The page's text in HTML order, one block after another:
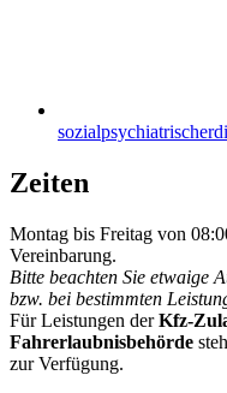
Zeiten
Montag bis Freitag von
Vereinbarung.
Bitte beachten Sie etwaige
bzw. bei bestimmten
Für Leistungen derKfz-
Fahrerlaubnisbehörde
zur Verfügung.